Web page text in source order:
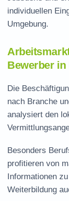
individuellen
Umgebung.
Bewerber in
Die
nach Branche
analysiert den
Besonders
profitieren von
Informationen zu
Weiterbildung